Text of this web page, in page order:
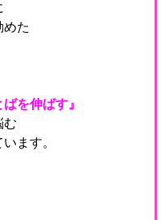
めた
を伸ばす』
む
ます。